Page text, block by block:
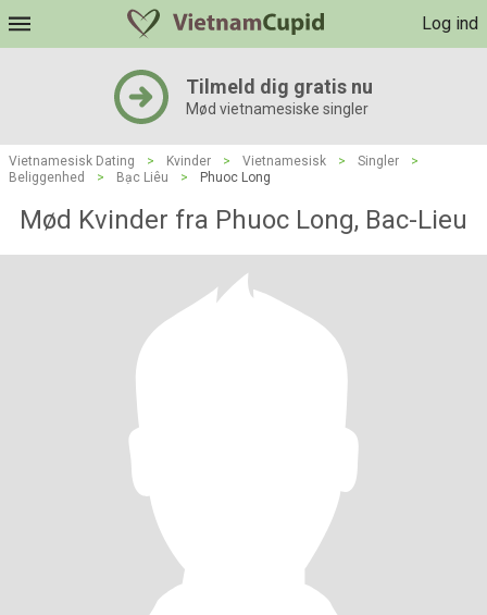
Log ind
Tilmeld dig gratis nu
Mød vietnamesiske singler
Vietnamesisk Dating > Kvinder > Vietnamesisk > Singler
>
Beliggenhed
> Bạc Liêu > Phuoc Long
Mød Kvinder fra Phuoc Long, Bac-Lieu